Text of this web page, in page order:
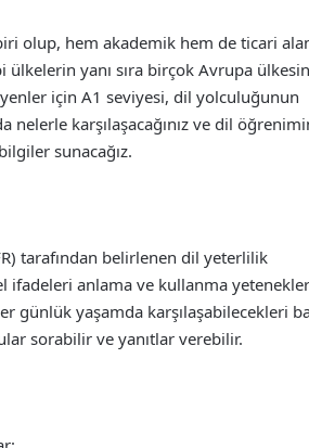
olup, hem akademik hem de ticari
yanı sıra birçok Avrupa
için A1 seviyesi, dil yolculuğunun
nelerle karşılaşacağınız ve dil
sunacağız.
tarafından belirlenen dil yeterlilik
anlama ve kullanma
günlük yaşamda karşılaşabilecekleri
sorabilir ve yanıtlar verebilir.